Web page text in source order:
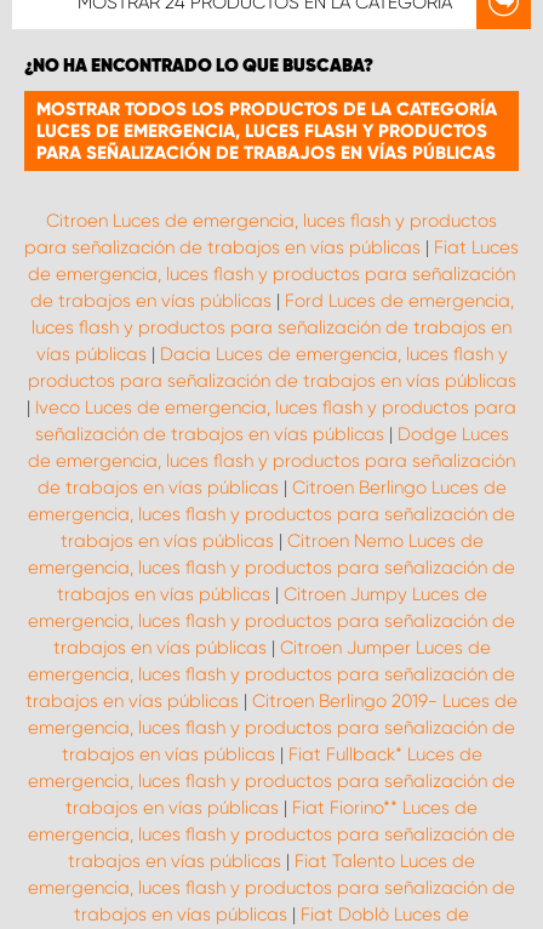
¿NO HA ENCONTRADO LO QUE BUSCABA?
MOSTRAR TODOS LOS PRODUCTOS DE LA CATEGORÍA
LUCES DE EMERGENCIA, LUCES FLASH Y PRODUCTOS
PARA SEÑALIZACIÓN DE TRABAJOS EN VÍAS PÚBLICAS
Citroen Luces de emergencia, luces flash y productos
para señalización de trabajos en vías públicas | Fiat Luces
de emergencia, luces flash y productos para señalización
de trabajos en vías públicas | Ford Luces de emergencia,
luces flash y productos para señalización de trabajos en
vías públicas | Dacia Luces de emergencia, luces flash y
productos para señalización de trabajos en vías públicas
| Iveco Luces de emergencia, luces flash y productos para
señalización de trabajos en vías públicas | Dodge Luces
de emergencia, luces flash y productos para señalización
de trabajos en vías públicas | Citroen Berlingo Luces de
emergencia, luces flash y productos para señalización de
trabajos en vías públicas | Citroen Nemo Luces de
emergencia, luces flash y productos para señalización de
trabajos en vías públicas | Citroen Jumpy Luces de
emergencia, luces flash y productos para señalización de
trabajos en vías públicas | Citroen Jumper Luces de
emergencia, luces flash y productos para señalización de
trabajos en vías públicas | Citroen Berlingo 2019- Luces de
emergencia, luces flash y productos para señalización de
trabajos en vías públicas | Fiat Fullback* Luces de
emergencia, luces flash y productos para señalización de
trabajos en vías públicas | Fiat Fiorino** Luces de
emergencia, luces flash y productos para señalización de
trabajos en vías públicas | Fiat Talento Luces de
emergencia, luces flash y productos para señalización de
trabajos en vías públicas | Fiat Doblò Luces de